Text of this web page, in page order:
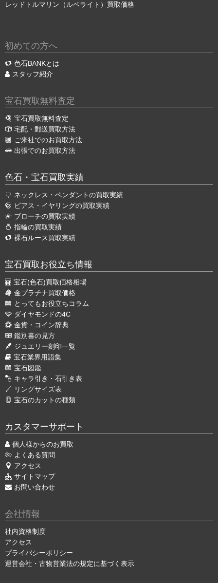
レッドトルマリン（ルベライト）買取価格
初めての方へ
色石BANKとは
スタッフ紹介
宝石買取無料査定
宝石買取無料査定
宅配・郵送買取方法
ご来社でのお買取方法
出張でのお買取方法
色石・宝石買取実績
ネックレス・ペンダントの買取実績
ピアス・イヤリングの買取実績
ブローチの買取実績
指輪の買取実績
裸石ルース買取実績
宝石買取お役立ち情報
宝石(色石)買取価格相場
金プラチナ買取価格
とってもお役立ちコラム
ダイヤモンドの4C
金貨・コイン辞典
鑑別書の見方
ジュエリー刻印一覧
宝石業界用語集
宝石図鑑
キャラ引き・石引き表
リングサイズ表
宝石のカットの種類
カスタマーサポート
個人様からのお買取
よくある質問
アクセス
サイトマップ
お問い合わせ
会社情報
社内資格制度
アクセス
プライバシーポリシー
運営会社・古物営業法の規定に基づく表示